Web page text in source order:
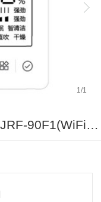
1 /1
领航者二代/乐享三代线控器 KJRF-90F1(WiFi)/BF-Z 美的智能面板